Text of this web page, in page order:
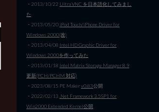
・2013/10/22 Ultra VNC を日本語化してみまし
た
・2013/05/20 iPod Touch/iPhone Driver for
Windows 2000(改)
・2013/04/08 Intel HD Graphic Driver for
Windows 2000を作ってみた
・2013/01/18 Intel Matrix Storage Manager 8.9
更新(PCH/PCHM 対応)
・2023/08/15 PE Makerv0.83公開
・2022/02/13 .Net Framework 3.5SP1 for
Win2000 Extended Kernel公開